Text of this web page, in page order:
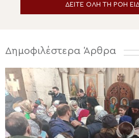
ΔΕΙΤΕ ΟΛΗ ΤΗ ΡΟΗ
Δημοφιλέστερα Άρθρα